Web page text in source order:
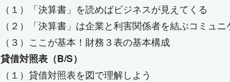
（１）「決算書」を読めばビジネスが見えてくる
（２）「決算書」は企業と利害関係者を結ぶコミュ
（３）ここが基本！財務３表の基本構成
貸借対照表（B/S）
（１）貸借対照表を図で理解しよう